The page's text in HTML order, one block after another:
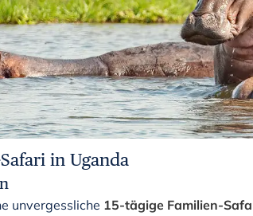
in Uganda
unvergessliche 15-tägige Familien-